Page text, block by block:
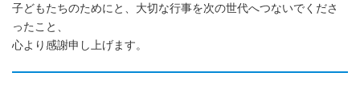
子どもたちのためにと、大切な行事を次の世代へつないでくださ
ったこと、
心より感謝申し上げます。